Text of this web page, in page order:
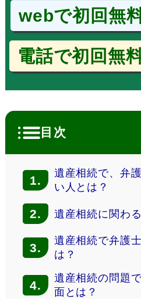
webで初回無
電話で初回無
目次
1.
遺産相続で、弁
い人とは？
2. 遺産相続に関わ
3.
遺産相続で弁護
は？
4.
遺産相続の問題
面とは？